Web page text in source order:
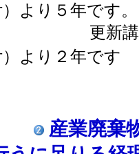
）より５年です。
講習会の修
）より２年です
産業廃棄